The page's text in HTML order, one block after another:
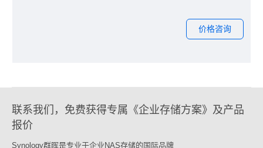
价格咨询
联系我们，免费获得专属《企业存储方案》及产品
报价
Synology群晖是专业于企业NAS存储的国际品牌